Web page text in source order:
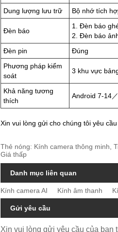
Dung lượng lưu trữ
Bộ nhớ tích
Đèn báo
1. Đèn báo
2. Đèn báo
Đèn pin
Đúng
Phương pháp kiểm
soát
3 khu vực
Khả năng tương
thích
Android 7-14
Xin vui lòng gửi cho chúng tôi yêu
Thẻ nóng: Kính camera thông minh,
Giá thấp
Danh mục liên quan
Kính camera AI Kính âm thanh
Gửi yêu cầu
Xin vui lòng gửi yêu cầu của bạn